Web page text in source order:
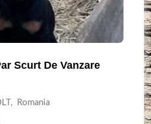
Scurt De Vanzare
, Romania